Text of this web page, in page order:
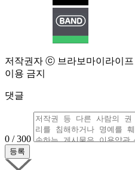
저작권자 ⓒ 브라보마이라이
이용 금지
댓글
0 / 300